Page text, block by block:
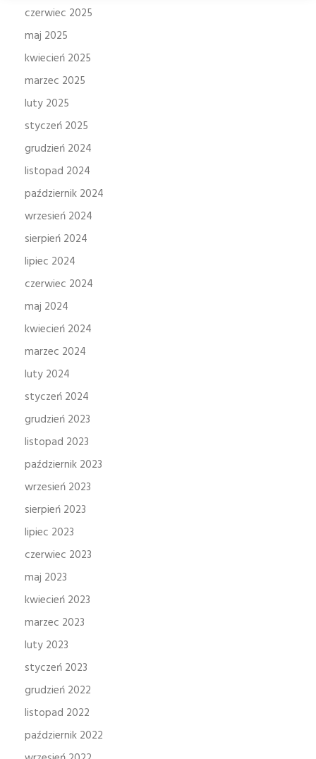
czerwiec 2025
maj 2025
kwiecień 2025
marzec 2025
luty 2025
styczeń 2025
grudzień 2024
listopad 2024
październik 2024
wrzesień 2024
sierpień 2024
lipiec 2024
czerwiec 2024
maj 2024
kwiecień 2024
marzec 2024
luty 2024
styczeń 2024
grudzień 2023
listopad 2023
październik 2023
wrzesień 2023
sierpień 2023
lipiec 2023
czerwiec 2023
maj 2023
kwiecień 2023
marzec 2023
luty 2023
styczeń 2023
grudzień 2022
listopad 2022
październik 2022